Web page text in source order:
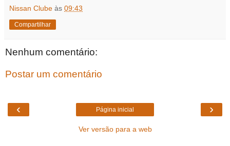
Nissan Clube às 09:43
Compartilhar
Nenhum comentário:
Postar um comentário
‹ ›
Página inicial
Ver versão para a web